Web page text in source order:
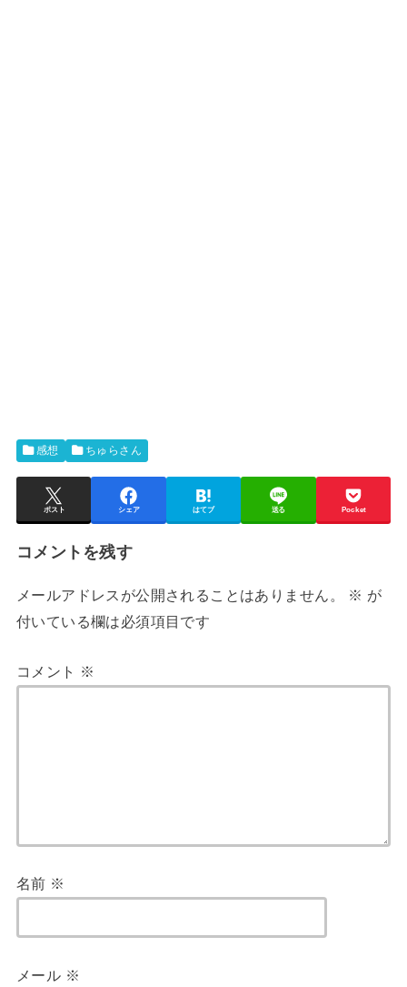
感想 ちゅらさん
ポスト シェア はてブ 送る Pocket
コメントを残す
メールアドレスが公開されることはありません。 ※ が
付いている欄は必須項目です
コメント ※
名前 ※
メール ※